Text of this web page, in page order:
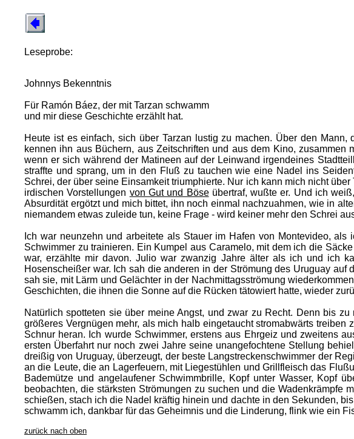
Leseprobe:
Johnnys Bekenntnis
Für Ramón Báez, der mit Tarzan schwamm
und mir diese Geschichte erzählt hat.
Heute ist es einfach, sich über Tarzan lustig zu machen. Über den Mann,
kennen ihn aus Büchern, aus Zeitschriften und aus dem Kino,
wenn er sich während der Matineen auf der Leinwand irgendeines
straffte und sprang, um in den Fluß zu tauchen wie eine Nadel ins
Schrei, der über seine Einsamkeit triumphierte. Nur ich kann mich nicht
irdischen Vorstellungen von Gut und Böseübertraf, wußte er. Und ich
Absurdität ergötzt und mich bittet, ihn noch einmal nachzuahmen, wie in
niemandem etwas zuleide tun, keine Frage - wird keiner mehr den Schrei
Ich war neunzehn und arbeitete als Stauer im Hafen von Montevideo,
Schwimmer zu trainieren. Ein Kumpel aus Caramelo, mit dem ich die
war, erzählte mir davon. Julio war zwanzig Jahre älter als ich und ich
Hosenscheißer war. Ich sah die anderen in der Strömung des Uruguay
sah sie, mit Lärm und Gelächter in der Nachmittagsströmung
Geschichten, die ihnen die Sonne auf die Rücken tätowiert hatte, wieder
Natürlich spotteten sie über meine Angst, und zwar zu Recht. Denn bis
größeres Vergnügen mehr, als mich halb eingetaucht stromabwärts
Schnur heran. Ich wurde Schwimmer, erstens aus Ehrgeiz und zweitens
ersten Überfahrt nur noch zwei Jahre seine unangefochtene Stellung
dreißig von Uruguay, überzeugt, der beste Langstreckenschwimmer der
an die Leute, die an Lagerfeuern, mit Liegestühlen und Grillfleisch das
Bademütze und angelaufener Schwimmbrille, Kopf unter Wasser, Kopf
beobachten, die stärksten Strömungen zu suchen und die
schießen, stach ich die Nadel kräftig hinein und dachte in den Sekunden,
schwamm ich, dankbar für das Geheimnis und die Linderung, flink wie ein
zurück nach oben